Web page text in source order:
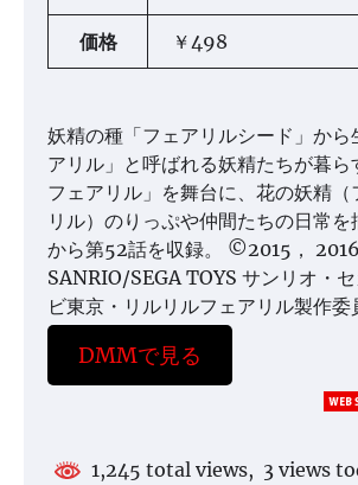
価格 ￥498
妖精の種「フェアリルシード」から
アリル」と呼ばれる妖精たちが暮
フェアリル」を舞台に、花の妖精（
リル）のりっぷや仲間たちの日常
から第52話を収録。 ©2015， 2016
SANRIO/SEGA TOYS サンリオ・
ビ東京・リルリルフェアリル製作委
DMMで見る
1,245 total views, 3 views